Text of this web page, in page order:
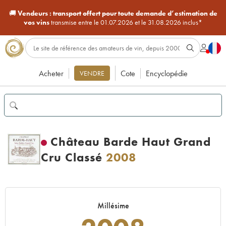
🚚Vendeurs : transport offert pour toute demande d’estimation de
vos vinstransmise entre le 01.07.2026 et le 31.08.2026 inclus*
Acheter VENDRE Cote Encyclopédie
Château Barde Haut Grand
Cru Classé 2008
Millésime